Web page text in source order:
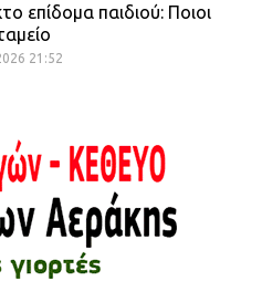
επίδομα παιδιού: Ποιοι
21:52